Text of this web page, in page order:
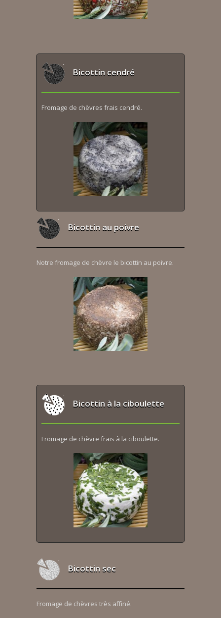
Bicottin cendré
Fromage de chèvres frais cendré.
Bicottin au poivre
Notre fromage de chèvre le bicottin au poivre.
Bicottin à la ciboulette
Fromage de chèvre frais à la ciboulette.
Bicottin sec
Fromage de chèvres très affiné.